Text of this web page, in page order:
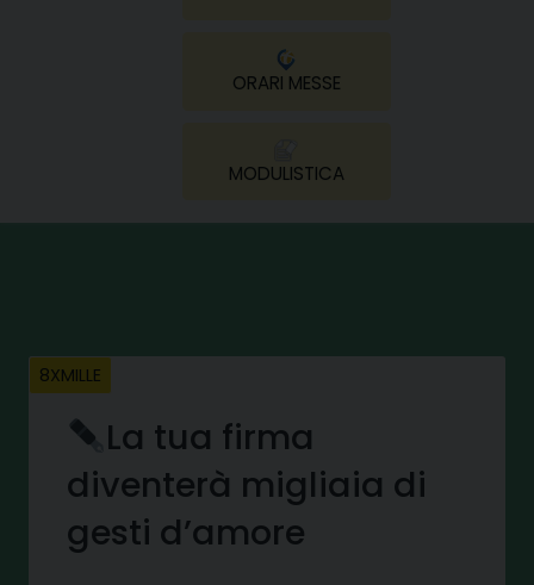
ORARI MESSE
MODULISTICA
8XMILLE
La tua firma
diventerà migliaia di
gesti d’amore